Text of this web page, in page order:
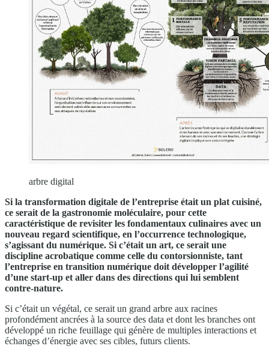
arbre digital
Si la transformation digitale de l’entreprise était un plat cuisiné,
ce serait de la gastronomie moléculaire, pour cette
caractéristique de revisiter les fondamentaux culinaires avec un
nouveau regard scientifique, en l’occurrence technologique,
s’agissant du numérique. Si c’était un art, ce serait une
discipline acrobatique comme celle du contorsionniste, tant
l’entreprise en transition numérique doit développer l’agilité
d’une start-up et aller dans des directions qui lui semblent
contre-nature.
Si c’était un végétal, ce serait un grand arbre aux racines
profondément ancrées à la source des data et dont les branches ont
développé un riche feuillage qui génère de multiples interactions et
échanges d’énergie avec ses cibles, futurs clients.